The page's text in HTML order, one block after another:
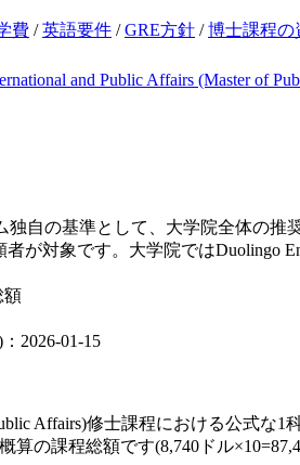
費 /英語要件 /GRE方針 /博士課程の
and Public Affairs (Master of
独自の基準として、大学院全体の推
が対象です。大学院ではDuolingo
額
2026-01-15
Affairs)修士課程における公式な1
算の課程総額です(8,740ドル